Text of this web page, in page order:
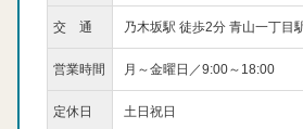
交 通 乃木坂駅 徒歩2分 青山一丁目
営業時間 月～金曜日／9:00～18:00
定休日 土日祝日